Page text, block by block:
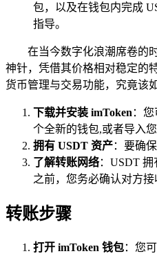
包，以及在钱包内完成
指导。
在当今数字化浪潮席卷的
神针，凭借其价格相对稳定的
货币管理与交易功能，究竟该
下载并安装 imToken ：
个全新的钱包,或者导入您
拥有 USDT 资产：要确
了解转账网络：USDT
之前，您务必确认对方
转账步骤
打开 imToken 钱包：您